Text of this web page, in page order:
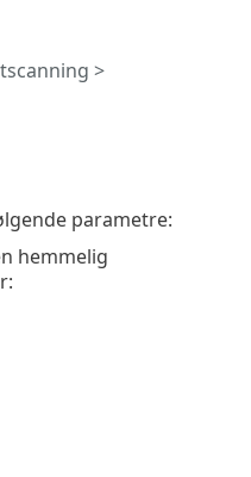
>
parametre:
hemmelig